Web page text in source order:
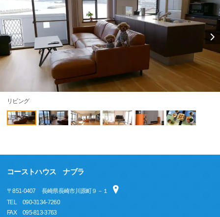
リビング
コーストハウス ナブラ
〒851-0407
長崎県長崎市川原町９－１
TEL
090-3134-7260
FAX
095-813-3763